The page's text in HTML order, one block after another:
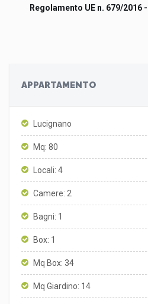
Regolamento UE n. 679/2016 -
APPARTAMENTO
Lucignano
Mq: 80
Locali: 4
Camere: 2
Bagni: 1
Box: 1
Mq Box: 34
Mq Giardino: 14